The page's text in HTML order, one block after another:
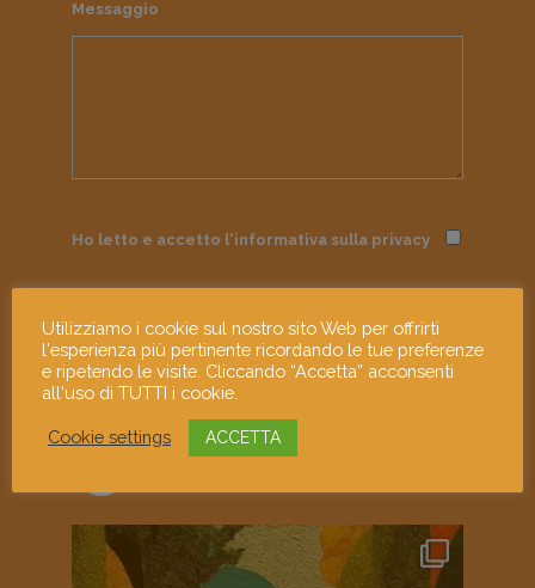
Messaggio
Ho letto e accetto l'informativa sulla privacy
Utilizziamo i cookie sul nostro sito Web per offrirti
l'esperienza più pertinente ricordando le tue preferenze
e ripetendo le visite. Cliccando “Accetta” acconsenti
all'uso di TUTTI i cookie.
Cookie settings ACCETTA